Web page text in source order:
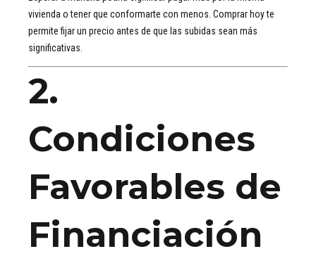
vivienda o tener que conformarte con menos. Comprar hoy te
permite fijar un precio antes de que las subidas sean más
significativas.
2.
Condiciones
Favorables de
Financiación